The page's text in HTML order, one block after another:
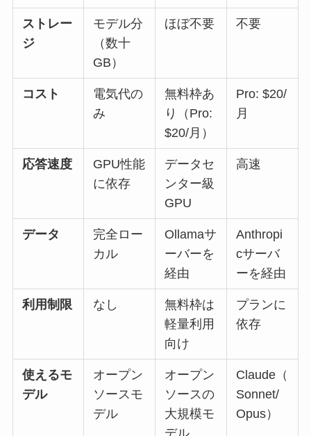
ストレー
ジ
モデル分
（数十
GB）
ほぼ不要 不要
コスト
電気代の
み
無料枠あ
り（Pro:
$20/月）
Pro: $20/
月
応答速度
GPU性能
に依存
データセ
ンター級
GPU
高速
データ
完全ロー
カル
Ollamaサ
ーバーを
経由
Anthropi
cサーバ
ーを経由
利用制限 なし
無料枠は
軽量利用
向け
プランに
依存
使えるモ
デル
オープン
ソースモ
デル
オープン
ソースの
大規模モ
デル
Claude（
Sonnet/
Opus）